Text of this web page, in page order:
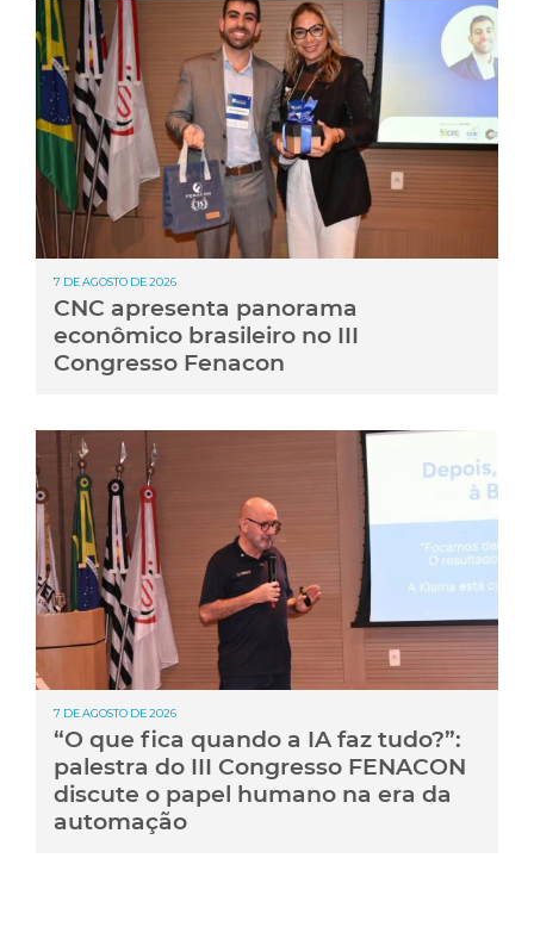
7 DE AGOSTO DE 2026
CNC apresenta panorama
econômico brasileiro no III
Congresso Fenacon
7 DE AGOSTO DE 2026
“O que fica quando a IA faz tudo?”:
palestra do III Congresso FENACON
discute o papel humano na era da
automação